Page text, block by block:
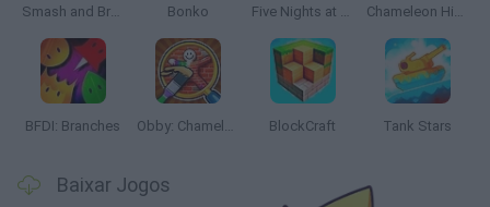
Smash and Break Bonko Five Nights at Epstein's Chameleon Hideout
BFDI: Branches Obby: Chameleon: Paint & Hide BlockCraft Tank Stars
Baixar Jogos